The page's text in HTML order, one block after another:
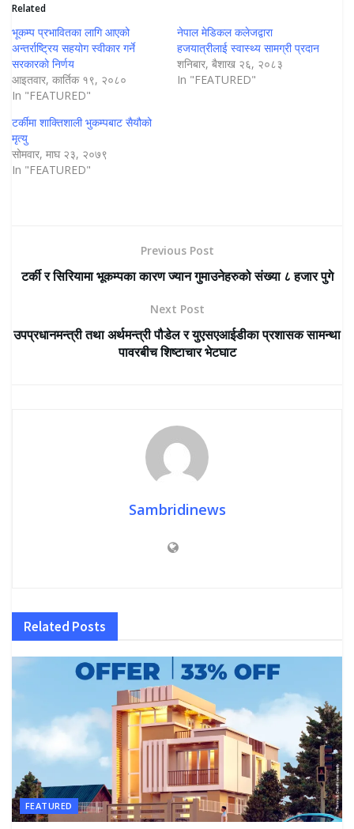
Related
भूकम्प प्रभावितका लागि आएको
अन्तर्राष्ट्रिय सहयोग स्वीकार गर्ने
सरकारकाे निर्णय
आइतवार, कार्तिक १९, २०८०
In "FEATURED"
नेपाल मेडिकल कलेजद्वारा
हजयात्रीलाई स्वास्थ्य सामग्री प्रदान
शनिबार, बैशाख २६, २०८३
In "FEATURED"
टर्कीमा शाक्तिशाली भुकम्पबाट सैयौको
मृत्यु
सोमवार, माघ २३, २०७९
In "FEATURED"
Previous Post
टर्की र सिरियामा भूकम्पका कारण ज्यान गुमाउनेहरुको संख्या ८ हजार पुगे
Next Post
उपप्रधानमन्त्री तथा अर्थमन्त्री पौडेल र युएसएआईडीका प्रशासक सामन्था
पावरबीच शिष्टाचार भेटघाट
Sambridinews
Related Posts
FEATURED